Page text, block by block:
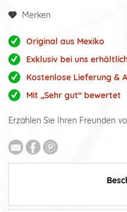
Merken
Original aus Mexiko
Exklusiv bei uns
Kostenlose Lieferung &
Mit „Sehr gut“ bewertet
Erzählen Sie Ihren Freunden